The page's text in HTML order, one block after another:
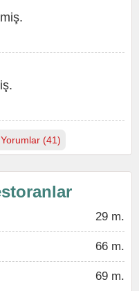
(41)
29 m.
66 m.
69 m.